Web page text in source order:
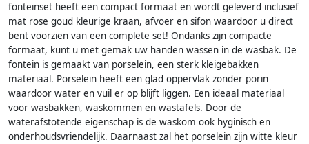
fonteinset heeft een compact formaat en wordt geleverd inclusief
mat rose goud kleurige kraan, afvoer en sifon waardoor u direct
bent voorzien van een complete set! Ondanks zijn compacte
formaat, kunt u met gemak uw handen wassen in de wasbak. De
fontein is gemaakt van porselein, een sterk kleigebakken
materiaal. Porselein heeft een glad oppervlak zonder porin
waardoor water en vuil er op blijft liggen. Een ideaal materiaal
voor wasbakken, waskommen en wastafels. Door de
waterafstotende eigenschap is de waskom ook hyginisch en
onderhoudsvriendelijk. Daarnaast zal het porselein zijn witte kleur